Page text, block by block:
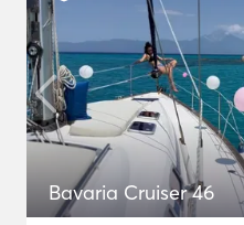
Bavaria Cruiser 46